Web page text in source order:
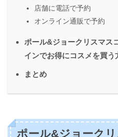
店舗に電話で予約
オンライン通販で予約
ポール&ジョークリスマス
インでお得にコスメを買う
まとめ
ポール&ジョーク